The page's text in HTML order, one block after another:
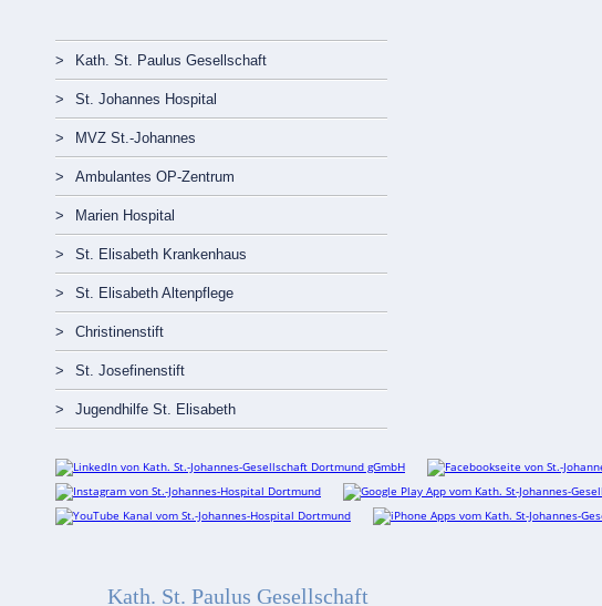
überspringen
Kath. St. Paulus Gesellschaft
St. Johannes Hospital
MVZ St.-Johannes
Ambulantes OP-Zentrum
Marien Hospital
St. Elisabeth Krankenhaus
St. Elisabeth Altenpflege
Christinenstift
St. Josefinenstift
Jugendhilfe St. Elisabeth
Kath. St. Paulus Gesellschaft